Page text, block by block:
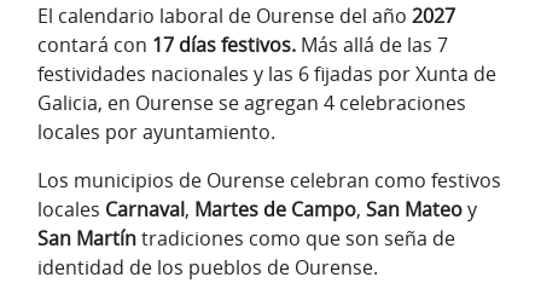
El calendario laboral de Ourense del año 2027
contará con 17 días festivos. Más allá de las 7
festividades nacionales y las 6 fijadas por Xunta de
Galicia, en Ourense se agregan 4 celebraciones
locales por ayuntamiento.
Los municipios de Ourense celebran como festivos
locales Carnaval, Martes de Campo, San Mateoy
San Martíntradiciones como que son seña de
identidad de los pueblos de Ourense.